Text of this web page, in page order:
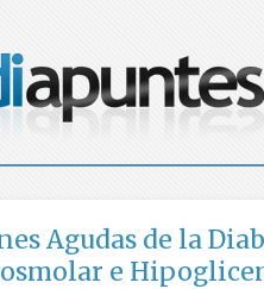
Agudas de la
e